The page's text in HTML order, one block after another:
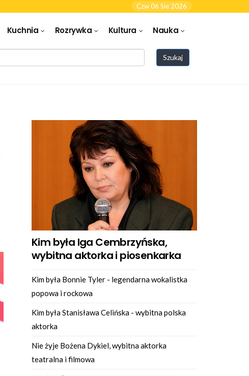
Czw 06 Sie 2026
Kuchnia Rozrywka Kultura Nauka
Szukaj
Kim była Iga Cembrzyńska,
wybitna aktorka i piosenkarka
Kim była Bonnie Tyler - legendarna wokalistka
popowa i rockowa
Kim była Stanisława Celińska - wybitna polska
aktorka
Nie żyje Bożena Dykiel, wybitna aktorka
teatralna i filmowa